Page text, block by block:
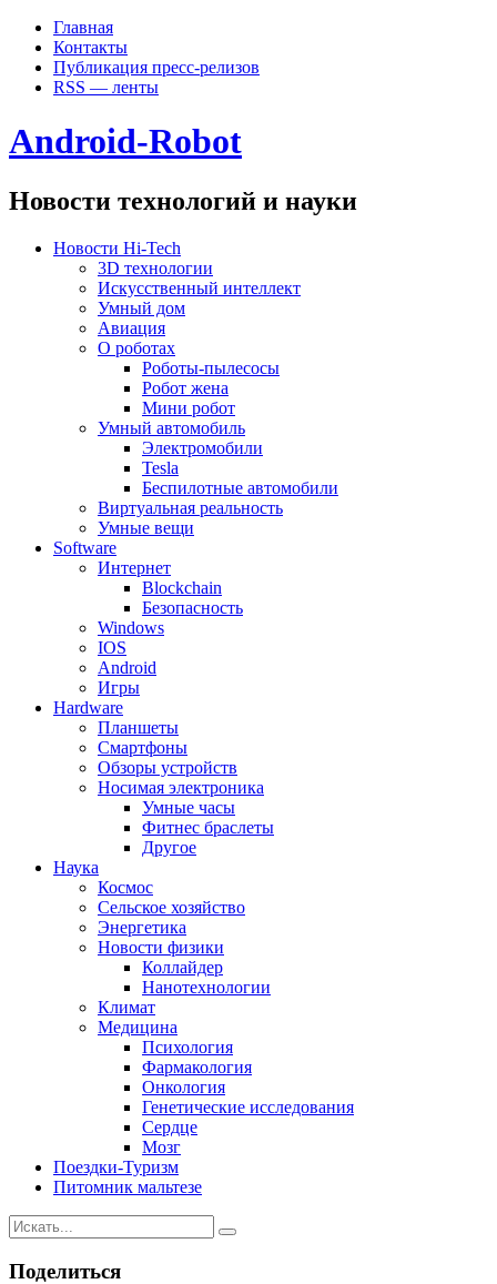
Главная
Контакты
Публикация пресс-релизов
RSS — ленты
Android-Robot
Новости технологий и науки
Новости Hi-Tech
3D технологии
Искусственный интеллект
Умный дом
Авиация
О роботах
Роботы-пылесосы
Робот жена
Мини робот
Умный автомобиль
Электромобили
Tesla
Беспилотные автомобили
Виртуальная реальность
Умные вещи
Software
Интернет
Blockchain
Безопасность
Windows
IOS
Android
Игры
Hardware
Планшеты
Смартфоны
Обзоры устройств
Носимая электроника
Умные часы
Фитнес браслеты
Другое
Наука
Космос
Сельское хозяйство
Энергетика
Новости физики
Коллайдер
Нанотехнологии
Климат
Медицина
Психология
Фармакология
Онкология
Генетические исследования
Сердце
Мозг
Поездки-Туризм
Питомник мальтезе
Поделиться